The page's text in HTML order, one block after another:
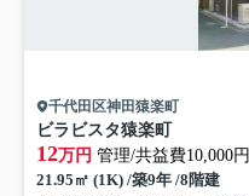
千代田区神田猿楽町
ビラビスタ猿楽町
12万円 管理/共益費10,000円
21.95㎡ (1K) /築9年 /8階建